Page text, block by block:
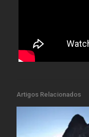
Artigos Relacionados